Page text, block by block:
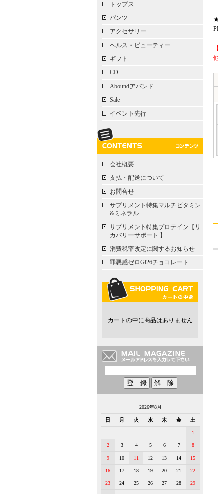
トップス
パンツ
アクセサリー
ヘルス・ビューティー
ギフト
CD
Aboundアバンド
Sale
イベント先行
会社概要
支払・配送について
お問合せ
サプリメント特集マルチビタミン
&ミネラル
サプリメント特集プロテイン【リ
カバリーサポート 】
消費税率改定に関するお知らせ
罪悪感ゼロGi26チョコレート
カートの中に商品はありません
2026年8月
日 月 火 水 木 金 土
1
2 3 4 5 6 7 8
9 10 11 12 13 14 15
16 17 18 19 20 21 22
23 24 25 26 27 28 29